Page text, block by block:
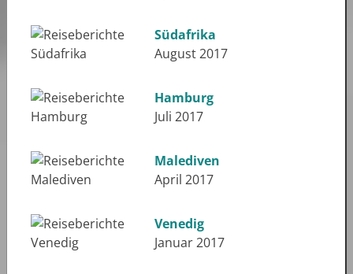
Südafrika
August 2017
Hamburg
Juli 2017
Malediven
April 2017
Venedig
Januar 2017